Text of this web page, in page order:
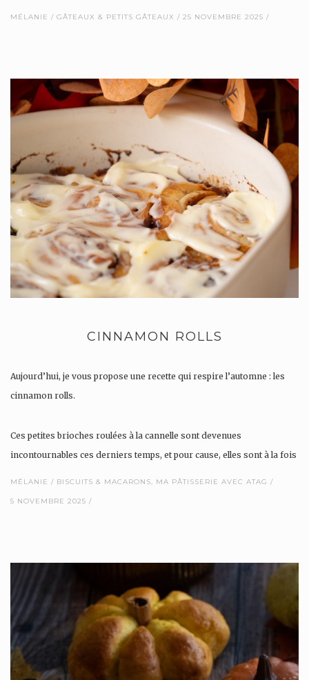
MÉLANIE GÂTEAUX & PETITS GÂTEAUX 25 NOVEMBRE 2025
CINNAMON ROLLS
Aujourd’hui, je vous propose une recette qui respire l’automne : les
cinnamon rolls.
Ces petites brioches roulées à la cannelle sont devenues
incontournables ces derniers temps, et pour cause, elles sont à la fois
MÉLANIE BISCUITS & MACARONS MA PÂTISSERIE AVEC ATAG
5 NOVEMBRE 2025